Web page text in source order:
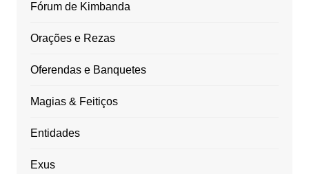
Fórum de Kimbanda
Orações e Rezas
Oferendas e Banquetes
Magias & Feitiços
Entidades
Exus